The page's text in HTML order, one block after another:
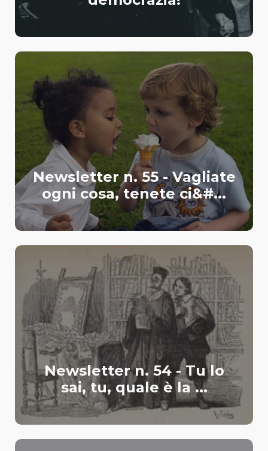
Newsletter n. 55 - Vagliate
ogni cosa, tenete ci&#...
Newsletter n. 54 - Tu lo
sai, tu, quale è la ...